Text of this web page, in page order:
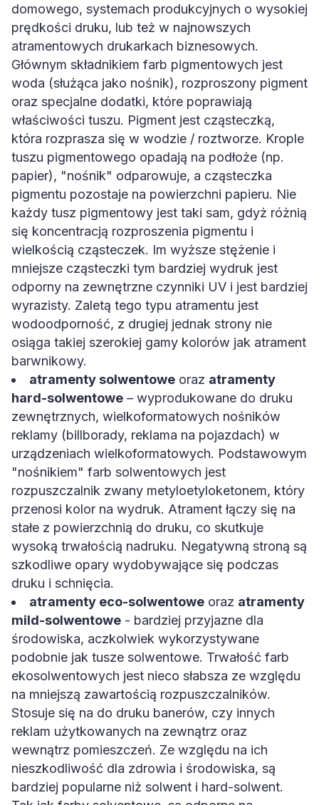
domowego, systemach produkcyjnych o wysokiej
prędkości druku, lub też w najnowszych
atramentowych drukarkach biznesowych.
Głównym składnikiem farb pigmentowych jest
woda (służąca jako nośnik), rozproszony pigment
oraz specjalne dodatki, które poprawiają
właściwości tuszu. Pigment jest cząsteczką,
która rozprasza się w wodzie / roztworze. Krople
tuszu pigmentowego opadają na podłoże (np.
papier), "nośnik" odparowuje, a cząsteczka
pigmentu pozostaje na powierzchni papieru. Nie
każdy tusz pigmentowy jest taki sam, gdyż różnią
się koncentracją rozproszenia pigmentu i
wielkością cząsteczek. Im wyższe stężenie i
mniejsze cząsteczki tym bardziej wydruk jest
odporny na zewnętrzne czynniki UV i jest bardziej
wyrazisty. Zaletą tego typu atramentu jest
wodoodporność, z drugiej jednak strony nie
osiąga takiej szerokiej gamy kolorów jak atrament
barwnikowy.
atramenty solwentowe oraz atramenty
hard-solwentowe – wyprodukowane do druku
zewnętrznych, wielkoformatowych nośników
reklamy (billborady, reklama na pojazdach) w
urządzeniach wielkoformatowych. Podstawowym
"nośnikiem" farb solwentowych jest
rozpuszczalnik zwany metyloetyloketonem, który
przenosi kolor na wydruk. Atrament łączy się na
stałe z powierzchnią do druku, co skutkuje
wysoką trwałością nadruku. Negatywną stroną są
szkodliwe opary wydobywające się podczas
druku i schnięcia.
atramenty eco-solwentowe oraz atramenty
mild-solwentowe - bardziej przyjazne dla
środowiska, aczkolwiek wykorzystywane
podobnie jak tusze solwentowe. Trwałość farb
ekosolwentowych jest nieco słabsza ze względu
na mniejszą zawartością rozpuszczalników.
Stosuje się na do druku banerów, czy innych
reklam użytkowanych na zewnątrz oraz
wewnątrz pomieszczeń. Ze względu na ich
nieszkodliwość dla zdrowia i środowiska, są
bardziej popularne niż solwent i hard-solwent.